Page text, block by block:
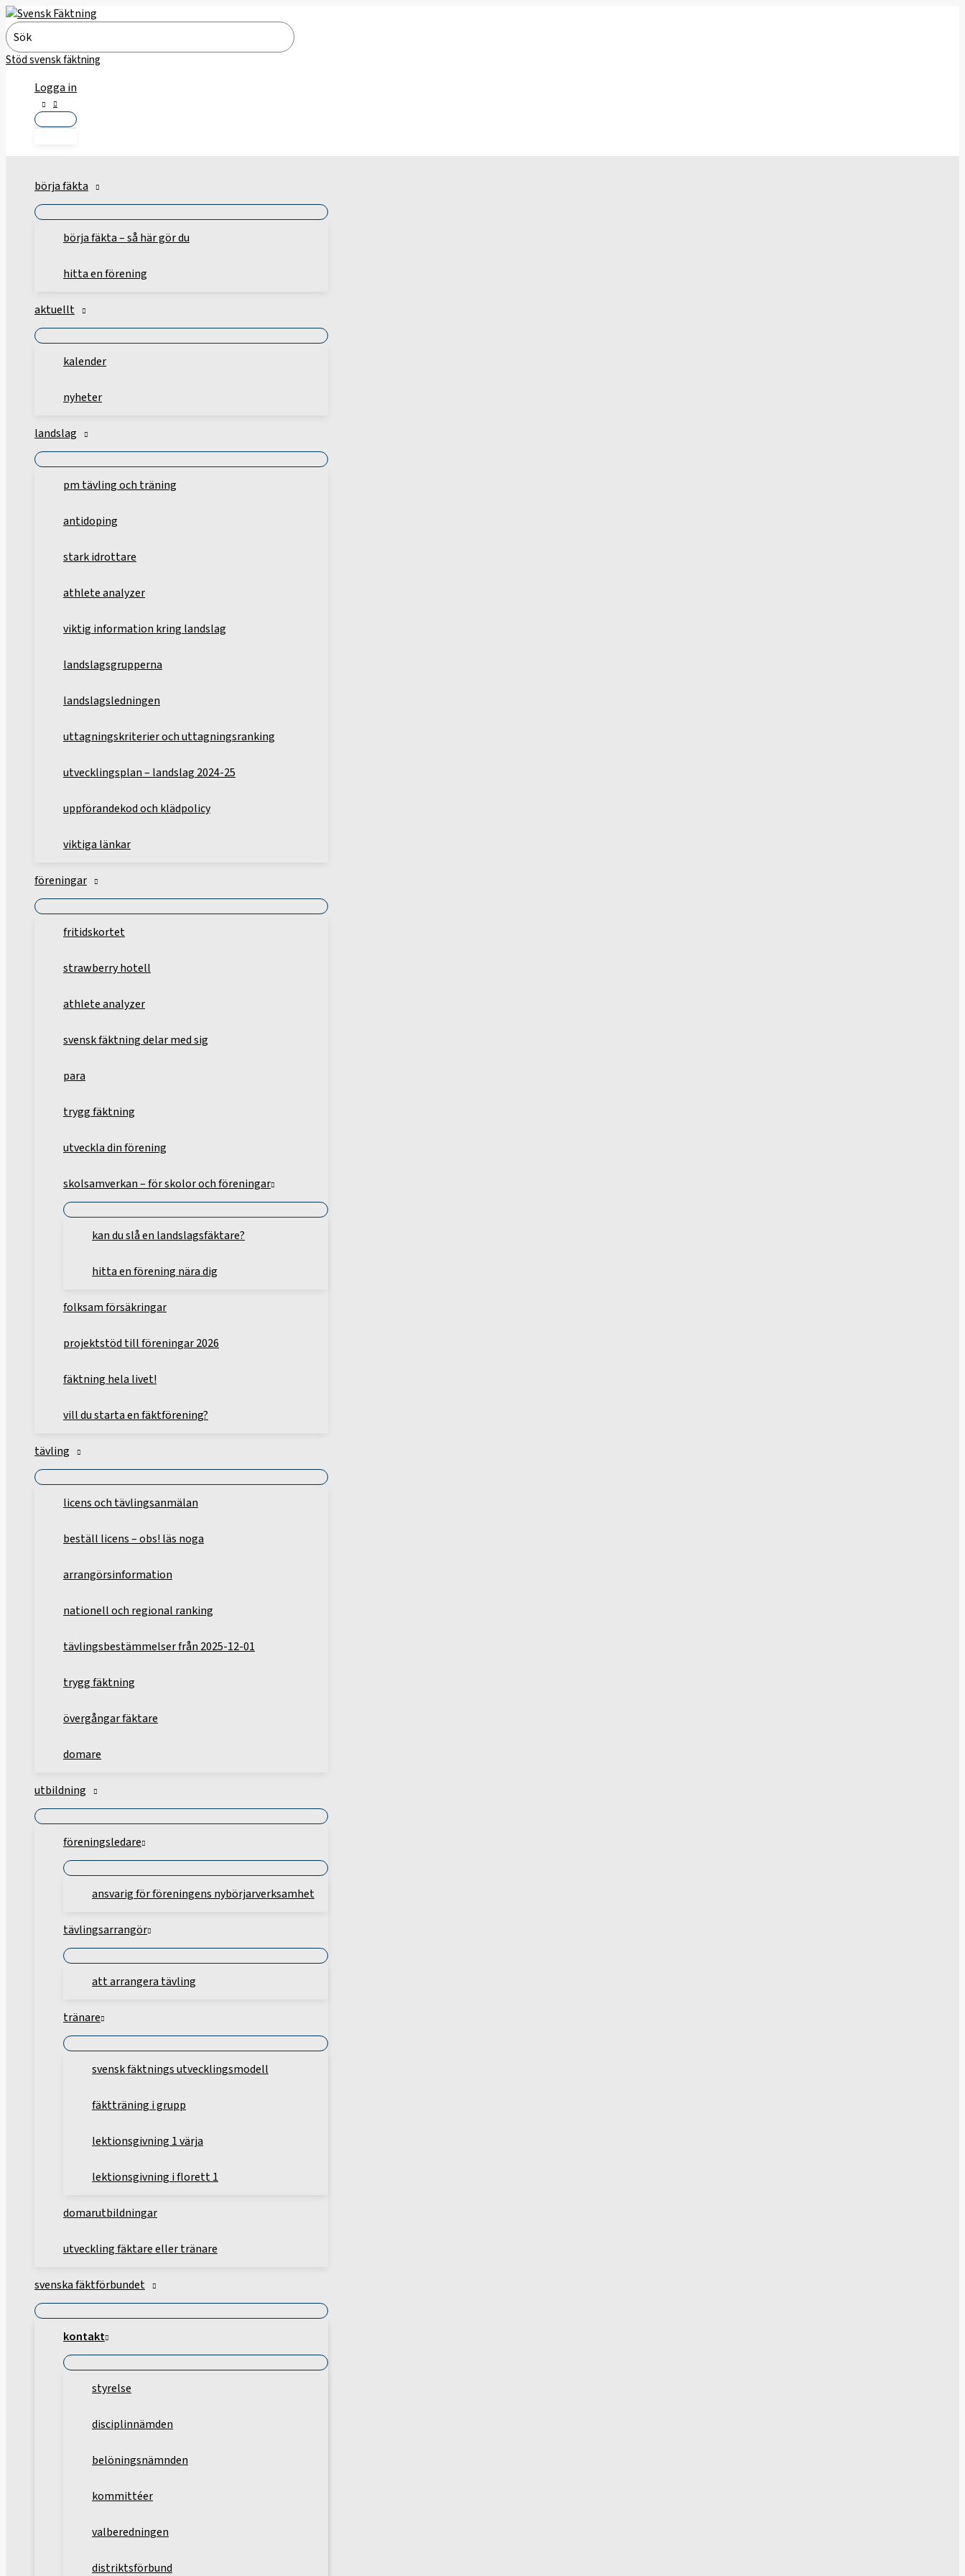
Hoppa
till
innehåll
Search
for:
Stöd svensk fäktning
Logga in
börja fäkta
börja fäkta – så här gör du
hitta en förening
aktuellt
kalender
nyheter
landslag
pm tävling och träning
antidoping
stark idrottare
athlete analyzer
viktig information kring landslag
landslagsgrupperna
landslagsledningen
uttagningskriterier och uttagningsranking
utvecklingsplan – landslag 2024-25
uppförandekod och klädpolicy
viktiga länkar
föreningar
fritidskortet
strawberry hotell
athlete analyzer
svensk fäktning delar med sig
para
trygg fäktning
utveckla din förening
skolsamverkan – för skolor och föreningar
kan du slå en landslagsfäktare?
hitta en förening nära dig
folksam försäkringar
projektstöd till föreningar 2026
fäktning hela livet!
vill du starta en fäktförening?
tävling
licens och tävlingsanmälan
beställ licens – obs! läs noga
arrangörsinformation
nationell och regional ranking
tävlingsbestämmelser från 2025-12-01
trygg fäktning
övergångar fäktare
domare
utbildning
föreningsledare
ansvarig för föreningens nybörjarverksamhet
tävlingsarrangör
att arrangera tävling
tränare
svensk fäktnings utvecklingsmodell
fäktträning i grupp
lektionsgivning 1 värja
lektionsgivning i florett 1
domarutbildningar
utveckling fäktare eller tränare
svenska fäktförbundet
kontakt
styrelse
disciplinnämden
belöningsnämnden
kommittéer
valberedningen
distriktsförbund